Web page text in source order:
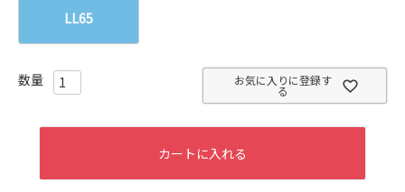
LL65
お気に入りに登録す
る
カートに入れる